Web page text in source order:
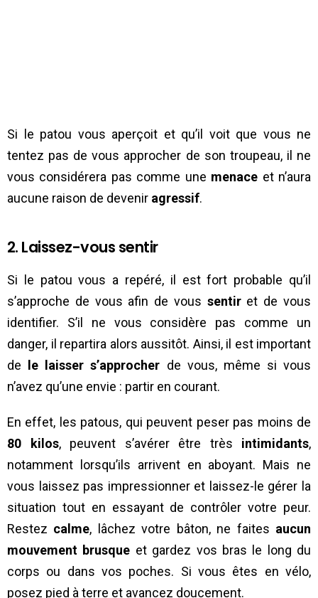
Si le patou vous aperçoit et qu’il voit que vous ne
tentez pas de vous approcher de son troupeau, il ne
vous considérera pas comme une menace et n’aura
aucune raison de devenir agressif.
2. Laissez-vous sentir
Si le patou vous a repéré, il est fort probable qu’il
s’approche de vous afin de vous sentiret de vous
identifier. S’il ne vous considère pas comme un
danger, il repartira alors aussitôt. Ainsi, il est important
de
le laisser s’approcher de vous, même si vous
n’avez qu’une envie : partir en courant.
En effet, les patous, qui peuvent peser pas moins de
80 kilos, peuvent s’avérer être très intimidants,
notamment lorsqu’ils arrivent en aboyant. Mais ne
vous laissez pas impressionner et laissez-le gérer la
situation tout en essayant de contrôler votre peur.
Restez calme, lâchez votre bâton, ne faites aucun
mouvement brusque et gardez vos bras le long du
corps ou dans vos poches. Si vous êtes en vélo,
posez pied à terre et avancez doucement.